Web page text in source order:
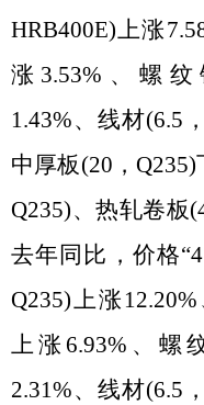
HRB400E)上涨
涨3.53%、螺纹
1.43%、线材(6.5
中厚板(20，Q235)
Q235)、热轧卷板
去年同比，价格
Q235)上涨
上涨6.93%、螺
2.31%、线材(6.5